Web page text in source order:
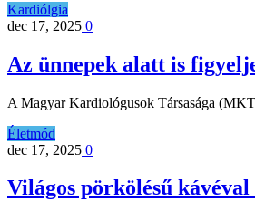
Kardiólgia
dec 17, 2025 0
Az ünnepek alatt is
A Magyar Kardiológusok Társasága
Életmód
dec 17, 2025 0
Világos pörkölésű